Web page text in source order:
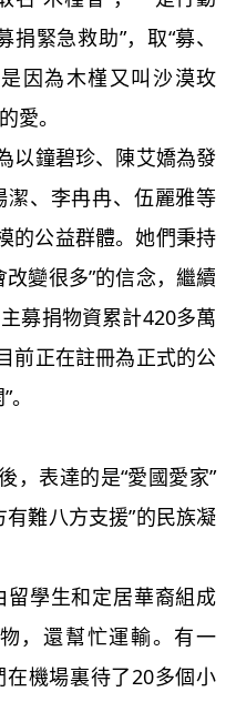
緊急救助”，取“募、
因為木槿又叫沙漠玫
愛。
鐘碧珍、陳艾嬌為發
、李冉冉、伍麗雅等
的公益群體。她們秉持
變很多”的信念，繼續
募捐物資累計420多萬
前正在註冊為正式的公
表達的是“愛國愛家”
難八方支援”的民族凝
學生和定居華裔組成
，還幫忙運輸。有一
機場裏待了20多個小